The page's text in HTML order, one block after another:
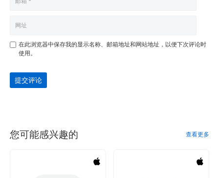
在此浏览器中保存我的显示名称、邮箱地址和网站地址，以便下次评论时
使用。
提交评论
您可能感兴趣的 查看更多